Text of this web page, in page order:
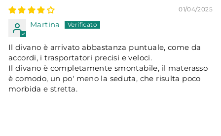
01/04/2025
Martina
Il divano è arrivato abbastanza puntuale, come da
accordi, i trasportatori precisi e veloci.
Il divano è completamente smontabile, il materasso
è comodo, un po' meno la seduta, che risulta poco
morbida e stretta.